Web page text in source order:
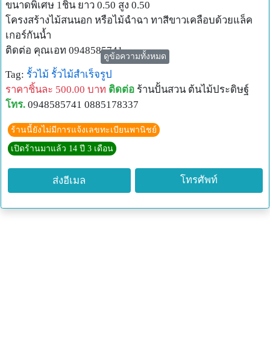
ขนาดพิเศษ 1ชิ้น ยาว 0.50 สูง 0.50
โครงสร้างไม้สนนอก หรือไม้ฉำฉา ทาสีขาวเคลือบด้วยแล็ค
เกอร์กันน้ำ
ติดต่อ คุณเอท 0948585741
ดูข้อความทั้งหมด
Tag: รั้วไม้ รั้วไม้สำเร็จรูป
ราคาชิ้นละ 500.00 บาท ติดต่อ ร้านปั้นสวน ต้นไม้ประดิษฐ์
โทร. 0948585741 0885178337
ร้านนี้ยังไม่มีการแจ้งเลขทะเบียนพานิชย์
เปิดร้านมาแล้ว 14 ปี 3 เดือน
ส่งอีเมล โทรศัพท์